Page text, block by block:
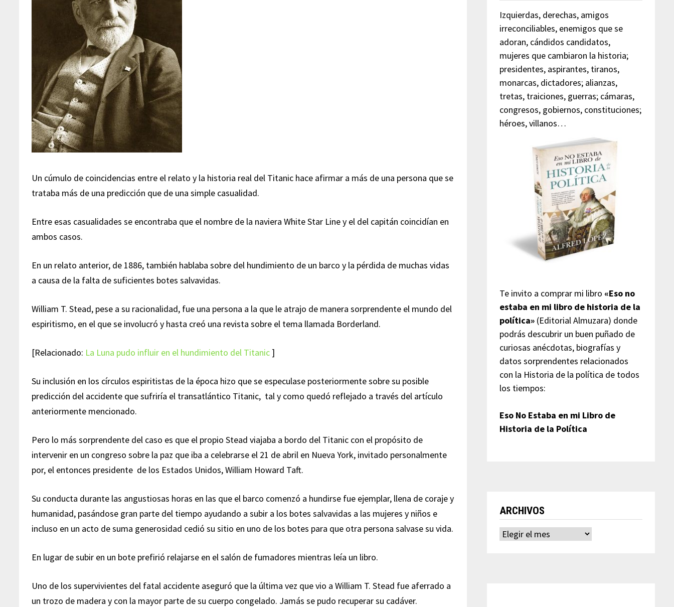
Un cúmulo de coincidencias entre el relato y la historia real del Titanic hace afirmar a más de una persona que se
trataba más de una predicción que de una simple casualidad.
Entre esas casualidades se encontraba que el nombre de la naviera White Star Line y el del capitán coincidían en
ambos casos.
En un relato anterior, de 1886, también hablaba sobre del hundimiento de un barco y la pérdida de muchas vidas
a causa de la falta de suficientes botes salvavidas.
William T. Stead, pese a su racionalidad, fue una persona a la que le atrajo de manera sorprendente el mundo del
espiritismo, en el que se involucró y hasta creó una revista sobre el tema llamada Borderland.
[Relacionado: La Luna pudo influir en el hundimiento del Titanic ]
Su inclusión en los círculos espiritistas de la época hizo que se especulase posteriormente sobre su posible
predicción del accidente que sufriría el transatlántico Titanic, tal y como quedó reflejado a través del artículo
anteriormente mencionado.
Pero lo más sorprendente del caso es que el propio Stead viajaba a bordo del Titanic con el propósito de
intervenir en un congreso sobre la paz que iba a celebrarse el 21 de abril en Nueva York, invitado personalmente
por, el entonces presidente de los Estados Unidos, William Howard Taft.
Su conducta durante las angustiosas horas en las que el barco comenzó a hundirse fue ejemplar, llena de coraje y
humanidad, pasándose gran parte del tiempo ayudando a subir a los botes salvavidas a las mujeres y niños e
incluso en un acto de suma generosidad cedió su sitio en uno de los botes para que otra persona salvase su vida.
En lugar de subir en un bote prefirió relajarse en el salón de fumadores mientras leía un libro.
Uno de los supervivientes del fatal accidente aseguró que la última vez que vio a William T. Stead fue aferrado a
un trozo de madera y con la mayor parte de su cuerpo congelado. Jamás se pudo recuperar su cadáver.
Izquierdas, derechas, amigos
irreconciliables, enemigos que se
adoran, cándidos candidatos,
mujeres que cambiaron la historia;
presidentes, aspirantes, tiranos,
monarcas, dictadores; alianzas,
tretas, traiciones, guerras; cámaras,
congresos, gobiernos, constituciones;
héroes, villanos…
Te invito a comprar mi libro «Eso no
estaba en mi libro de historia de la
política»(Editorial Almuzara) donde
podrás descubrir un buen puñado de
curiosas anécdotas, biografías y
datos sorprendentes relacionados
con la Historia de la política de todos
los tiempos:
Eso No Estaba en mi Libro de
Historia de la Política
ARCHIVOS
Archivos